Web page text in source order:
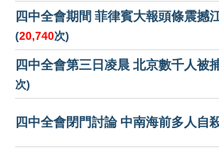
四中全會期間 菲律賓大報頭條震撼
(20,740次)
四中全會第三日凌晨 北京數千人被
次)
四中全會閉門討論 中南海前多人自